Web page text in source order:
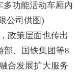
多功能活动车厢内
公司供图)
政策层面也传出
部、国铁集团等8
合发展扩大服务